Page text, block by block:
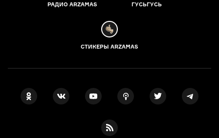
РАДИО ARZAMAS ГУСЬГУСЬ
СТИКЕРЫ ARZAMAS